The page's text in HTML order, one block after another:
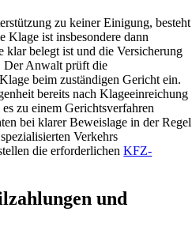
zu keiner Einigung, besteht
ist insbesondere dann
klar belegt ist und die Versicherung
Der Anwalt prüft die
beim zuständigen Gericht ein.
bereits nach Klageeinreichung
zu einem Gerichtsverfahren
bei klarer Beweislage in der Regel
Verkehrs
die erforderlichenKFZ-
und